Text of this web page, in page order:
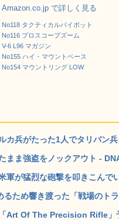
Amazon.co.jp で詳しく見る
No118 タクティカルバイポット
No116 プロスコープズーム
V-6 L96 マガジン
No155 ハイ・マウントベース
No154 マウントリング LOW
カ兵がたった1人でタリバン
まま強盗をノックアウト -
軍が猛烈な砲撃を叩きこんで
ため響き渡った「戦場のト
Art Of The Precision Rifle」